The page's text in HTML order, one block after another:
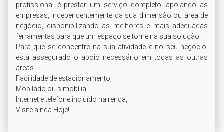
profissional é prestar um serviço completo, apoiando as
empresas, independentemente da sua dimensão ou área de
negócio, disponibilizando as melhores e mais adequadas
ferramentas para que um espaço se torne na sua solução.
Para que se concentre na sua atividade e no seu negócio,
está assegurado o apoio necessário em todas as outras
áreas.
Facilidade de estacionamento,
Mobilado ou s.mobília,
Internet e telefone incluído na renda,
Visite ainda Hoje!